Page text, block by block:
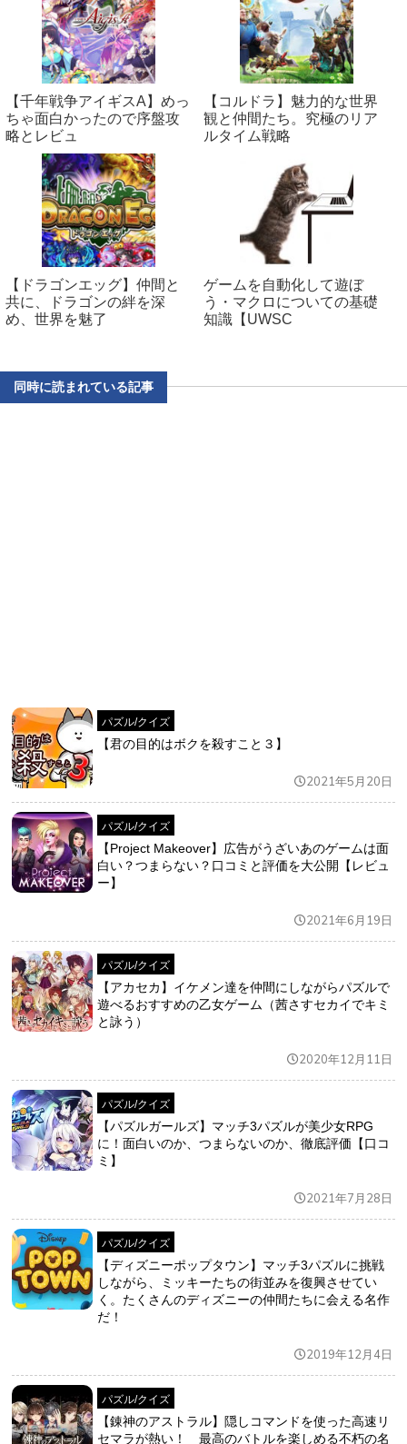
【千年戦争アイギスA】めっ
ちゃ面白かったので序盤攻
略とレビュ
【コルドラ】魅力的な世界
観と仲間たち。究極のリア
ルタイム戦略
【ドラゴンエッグ】仲間と
共に、ドラゴンの絆を深
め、世界を魅了
ゲームを自動化して遊ぼ
う・マクロについての基礎
知識【UWSC
同時に読まれている記事
パズル/クイズ
【君の目的はボクを殺すこと３】
2021年5月20日
パズル/クイズ
【Project Makeover】広告がうざいあのゲームは面
白い？つまらない？口コミと評価を大公開【レビュ
ー】
2021年6月19日
パズル/クイズ
【アカセカ】イケメン達を仲間にしながらパズルで
遊べるおすすめの乙女ゲーム（茜さすセカイでキミ
と詠う）
2020年12月11日
パズル/クイズ
【パズルガールズ】マッチ3パズルが美少女RPG
に！面白いのか、つまらないのか、徹底評価【口コ
ミ】
2021年7月28日
パズル/クイズ
【ディズニーポップタウン】マッチ3パズルに挑戦
しながら、ミッキーたちの街並みを復興させてい
く。たくさんのディズニーの仲間たちに会える名作
だ！
2019年12月4日
パズル/クイズ
【錬神のアストラル】隠しコマンドを使った高速リ
セマラが熱い！ 最高のバトルを楽しめる不朽の名